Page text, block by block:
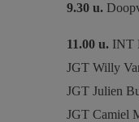
9.30 u.
11.00 u. INT
JGT Willy
JGT Julien
JGT Camiel